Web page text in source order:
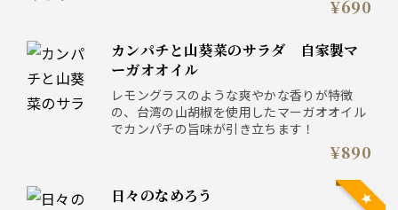
¥690
カンパチと山葵菜のサラダ 自家製マ
ーガオオイル
レモングラスのような爽やかな香りが特徴
の、台湾の山胡椒を使用したマーガオオイル
でカンパチの旨味が引き立ちます！
¥890
日々のなめろう